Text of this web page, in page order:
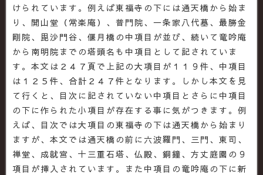
けられています。例えば東福寺の下には通天橋から始ま
り、開山堂（常楽庵）、普門院、一条家八代墓、最勝金
剛院、毘沙門谷、偃月橋の中項目が並び、続いて竜吟庵
から南明院までの塔頭名も中項目として記されていま
す。本文は２４７頁で上記の大項目が１１９件、中項目
は１２５件、合計２４７件となります。しかし本文を見
て行くと、目次に記されていない中項目とさらに中項目
の下に作られた小項目が存在する事に気がつきます。例
えば、目次では大項目の東福寺の下は通天橋から始まり
ますが、本文では通天橋の前に六波羅門、三門、東司、
禅堂、成就宮、十三重石塔、仏殿、銅鐘、方丈庭園の９
項目が挿入されています。また中項目の竜吟庵の下に新